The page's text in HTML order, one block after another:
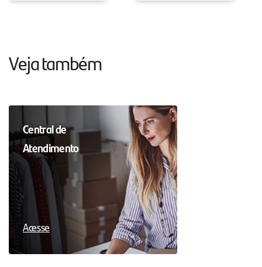
Veja também
Central de
Atendimento
Acesse